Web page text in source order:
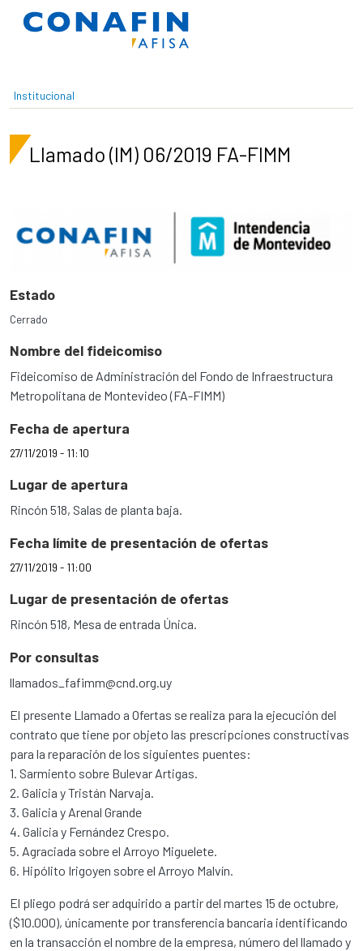
Pasar al contenido principal
Institucional
Llamado (IM) 06/2019 FA-FIMM
Estado
Cerrado
Nombre del fideicomiso
Fideicomiso de Administración del Fondo de Infraestructura
Metropolitana de Montevideo (FA-FIMM)
Fecha de apertura
27/11/2019 - 11:10
Lugar de apertura
Rincón 518, Salas de planta baja.
Fecha límite de presentación de ofertas
27/11/2019 - 11:00
Lugar de presentación de ofertas
Rincón 518, Mesa de entrada Única.
Por consultas
llamados_fafimm@cnd.org.uy
El presente Llamado a Ofertas se realiza para la ejecución del
contrato que tiene por objeto las prescripciones constructivas
para la reparación de los siguientes puentes:
1. Sarmiento sobre Bulevar Artigas.
2. Galicia y Tristán Narvaja.
3. Galicia y Arenal Grande
4. Galicia y Fernández Crespo.
5. Agraciada sobre el Arroyo Miguelete.
6. Hipólito Irigoyen sobre el Arroyo Malvín.
El pliego podrá ser adquirido a partir del martes 15 de octubre,
($10.000), únicamente por transferencia bancaria identificando
en la transacción el nombre de la empresa, número del llamado y